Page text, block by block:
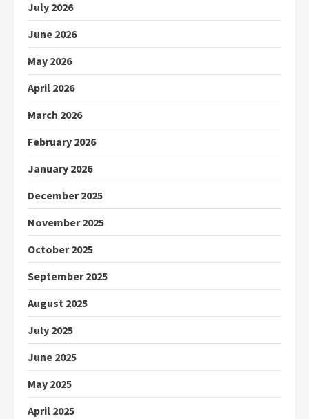
July 2026
June 2026
May 2026
April 2026
March 2026
February 2026
January 2026
December 2025
November 2025
October 2025
September 2025
August 2025
July 2025
June 2025
May 2025
April 2025